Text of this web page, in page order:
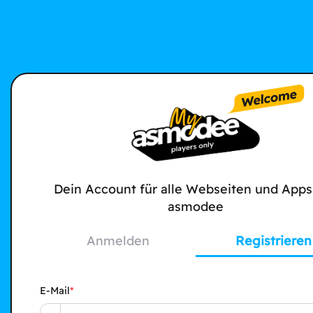
Dein Account für alle Webseiten und
asmodee
Anmelden Registrieren
E-Mail